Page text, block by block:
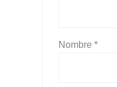
Nombre *